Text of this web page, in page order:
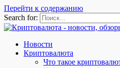
Перейти к содержанию
Search for:
Новости
Криптовалюта
Что такое